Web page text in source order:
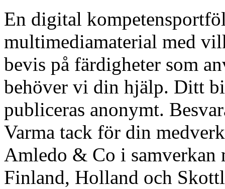
En digital
multimediamaterial med
bevis på färdigheter som
behöver vi din hjälp. Ditt
publiceras anonymt.
Varma tack för din
Amledo & Co i
Finland, Holland och